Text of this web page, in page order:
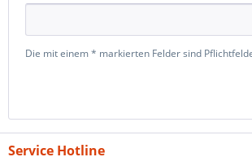
Die mit einem * markierten Felder sind
Service Hotline